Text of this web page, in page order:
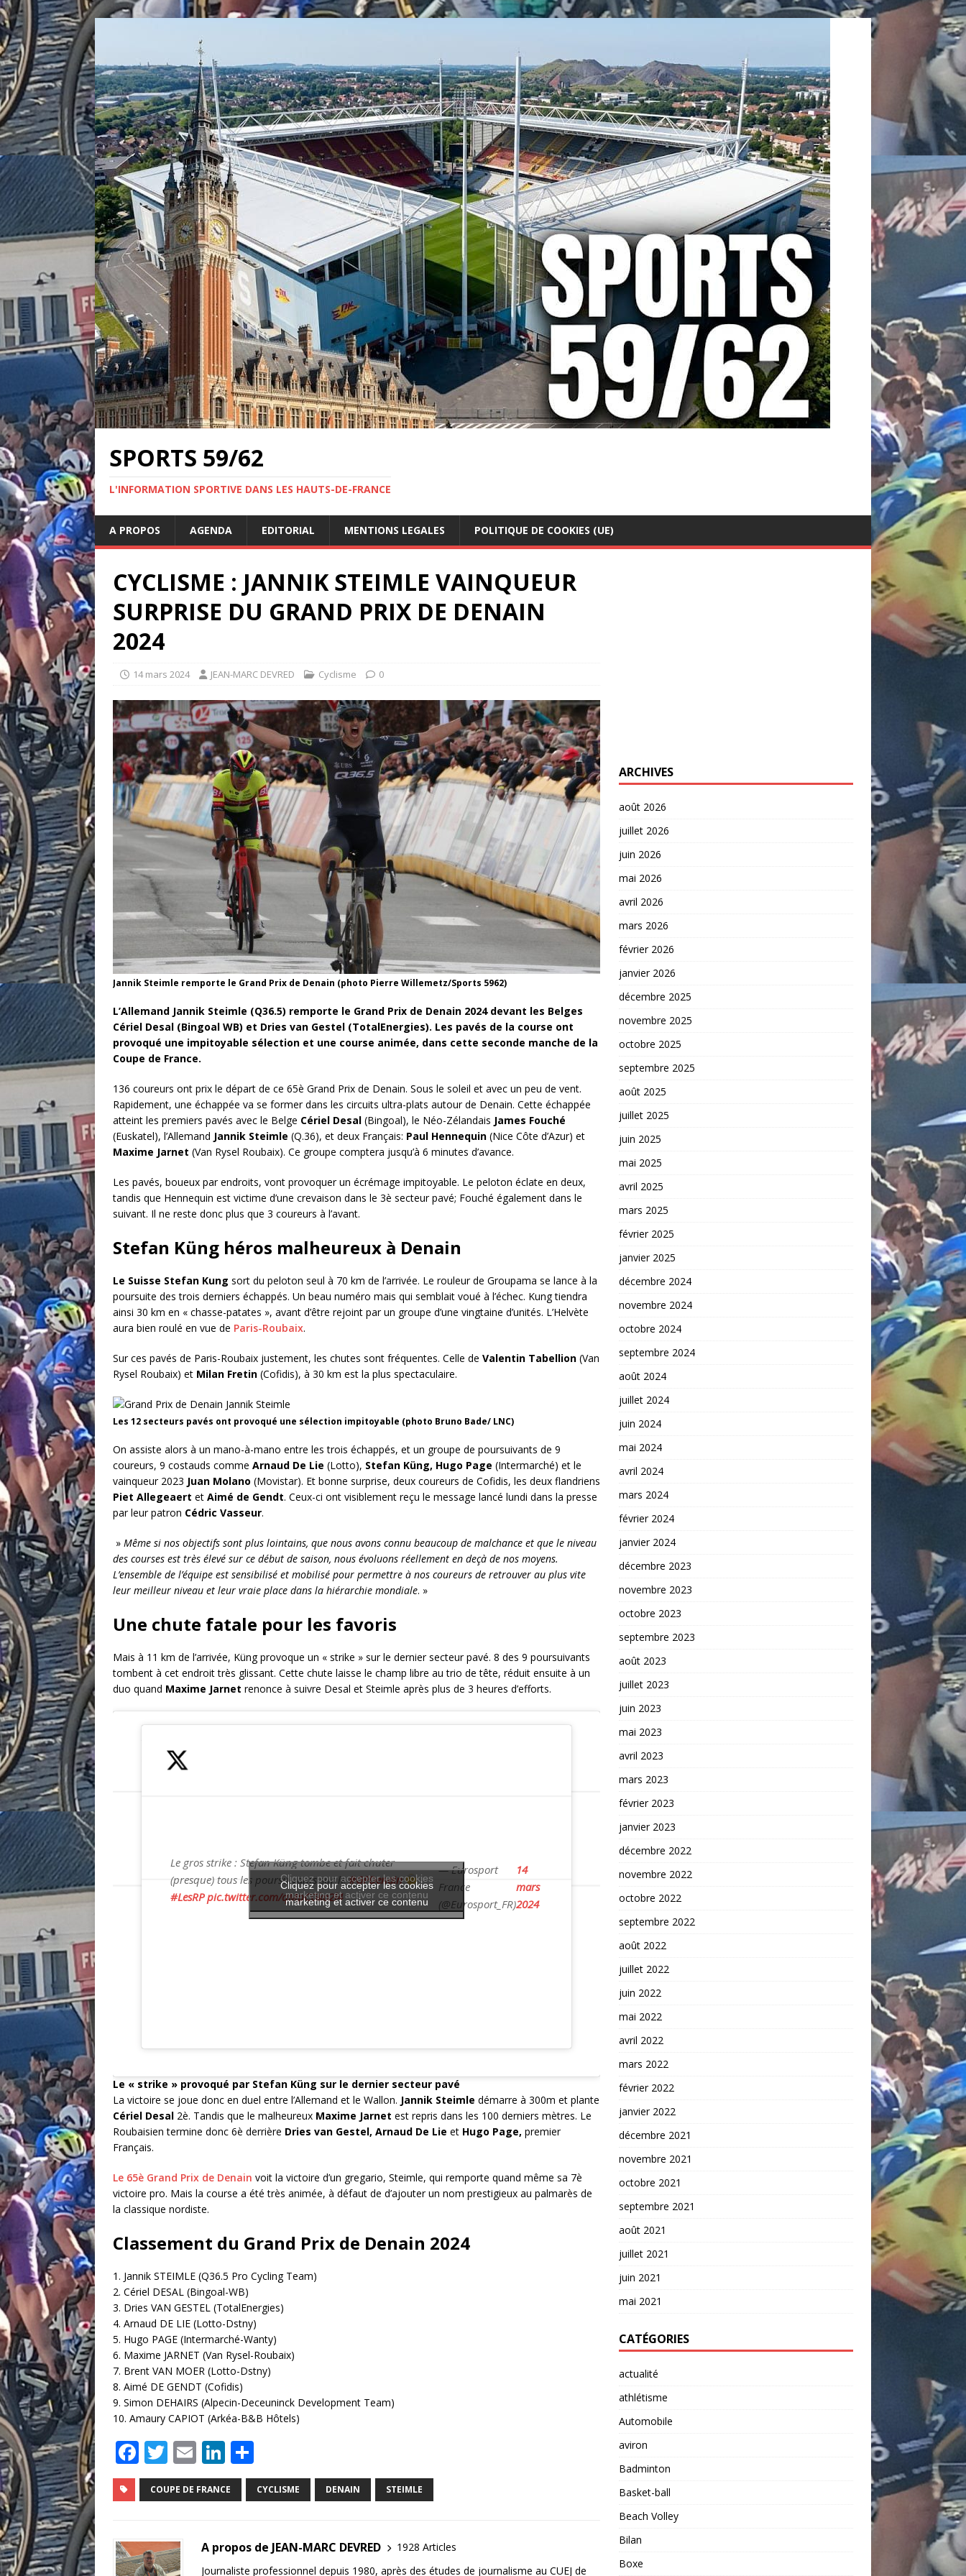
SPORTS 59/62
L'INFORMATION SPORTIVE DANS LES HAUTS-DE-FRANCE
A PROPOS AGENDA EDITORIAL MENTIONS LEGALES POLITIQUE DE COOKIES (UE)
CYCLISME : JANNIK STEIMLE VAINQUEUR
SURPRISE DU GRAND PRIX DE DENAIN
2024
14 mars 2024 JEAN-MARC DEVRED Cyclisme 0
Jannik Steimle remporte le Grand Prix de Denain (photo Pierre Willemetz/Sports 5962)
L’Allemand Jannik Steimle (Q36.5) remporte le Grand Prix de Denain 2024 devant les Belges
Cériel Desal (Bingoal WB) et Dries van Gestel (TotalEnergies). Les pavés de la course ont
provoqué une impitoyable sélection et une course animée, dans cette seconde manche de la
Coupe de France.
136 coureurs ont prix le départ de ce 65è Grand Prix de Denain. Sous le soleil et avec un peu de vent.
Rapidement, une échappée va se former dans les circuits ultra-plats autour de Denain. Cette échappée
atteint les premiers pavés avec le Belge Cériel Desal (Bingoal), le Néo-Zélandais James Fouché
(Euskatel), l’Allemand Jannik Steimle (Q.36), et deux Français: Paul Hennequin (Nice Côte d’Azur) et
Maxime Jarnet (Van Rysel Roubaix). Ce groupe comptera jusqu’à 6 minutes d’avance.
Les pavés, boueux par endroits, vont provoquer un écrémage impitoyable. Le peloton éclate en deux,
tandis que Hennequin est victime d’une crevaison dans le 3è secteur pavé; Fouché également dans le
suivant. Il ne reste donc plus que 3 coureurs à l’avant.
Stefan Küng héros malheureux à Denain
Le Suisse Stefan Kung sort du peloton seul à 70 km de l’arrivée. Le rouleur de Groupama se lance à la
poursuite des trois derniers échappés. Un beau numéro mais qui semblait voué à l’échec. Kung tiendra
ainsi 30 km en « chasse-patates », avant d’être rejoint par un groupe d’une vingtaine d’unités. L’Helvète
aura bien roulé en vue de Paris-Roubaix.
Sur ces pavés de Paris-Roubaix justement, les chutes sont fréquentes. Celle de Valentin Tabellion (Van
Rysel Roubaix) et Milan Fretin (Cofidis), à 30 km est la plus spectaculaire.
Les 12 secteurs pavés ont provoqué une sélection impitoyable (photo Bruno Bade/ LNC)
On assiste alors à un mano-à-mano entre les trois échappés, et un groupe de poursuivants de 9
coureurs, 9 costauds comme Arnaud De Lie (Lotto), Stefan Küng, Hugo Page (Intermarché) et le
vainqueur 2023 Juan Molano (Movistar). Et bonne surprise, deux coureurs de Cofidis, les deux flandriens
Piet Allegeaert et Aimé de Gendt. Ceux-ci ont visiblement reçu le message lancé lundi dans la presse
par leur patron Cédric Vasseur.
» Même si nos objectifs sont plus lointains, que nous avons connu beaucoup de malchance et que le niveau
des courses est très élevé sur ce début de saison, nous évoluons réellement en deçà de nos moyens.
L’ensemble de l’équipe est sensibilisé et mobilisé pour permettre à nos coureurs de retrouver au plus vite
leur meilleur niveau et leur vraie place dans la hiérarchie mondiale. »
Une chute fatale pour les favoris
Mais à 11 km de l’arrivée, Küng provoque un « strike » sur le dernier secteur pavé. 8 des 9 poursuivants
tombent à cet endroit très glissant. Cette chute laisse le champ libre au trio de tête, réduit ensuite à un
duo quand Maxime Jarnet renonce à suivre Desal et Steimle après plus de 3 heures d’efforts.
Le gros strike : Stefan Küng tombe et fait chuter
(presque) tous les poursuivants sur le#GPDenain
#LesRP pic.twitter.com/qMpCGko2l4
— Eurosport
France
(@Eurosport_FR)
14
mars
2024
Cliquez pour accepter les cookies
marketing et activer ce contenu
Cliquez pour accepter les cookies
marketing et activer ce contenu
Le « strike » provoqué par Stefan Küng sur le dernier secteur pavé
La victoire se joue donc en duel entre l’Allemand et le Wallon. Jannik Steimle démarre à 300m et plante
Cériel Desal 2è. Tandis que le malheureux Maxime Jarnet est repris dans les 100 derniers mètres. Le
Roubaisien termine donc 6è derrière Dries van Gestel, Arnaud De Lie et Hugo Page, premier
Français.
Le 65è Grand Prix de Denain voit la victoire d’un gregario, Steimle, qui remporte quand même sa 7è
victoire pro. Mais la course a été très animée, à défaut de d’ajouter un nom prestigieux au palmarès de
la classique nordiste.
Classement du Grand Prix de Denain 2024
1. Jannik STEIMLE (Q36.5 Pro Cycling Team)
2. Cériel DESAL (Bingoal-WB)
3. Dries VAN GESTEL (TotalEnergies)
4. Arnaud DE LIE (Lotto-Dstny)
5. Hugo PAGE (Intermarché-Wanty)
6. Maxime JARNET (Van Rysel-Roubaix)
7. Brent VAN MOER (Lotto-Dstny)
8. Aimé DE GENDT (Cofidis)
9. Simon DEHAIRS (Alpecin-Deceuninck Development Team)
10. Amaury CAPIOT (Arkéa-B&B Hôtels)
F
a
c
b
o
T
w
it
r
E
m
ai
Li
n
k
dI
n
ar
ta
e
r
COUPE DE FRANCE CYCLISME DENAIN STEIMLE
A propos de JEAN-MARC DEVRED
1928 Articles
Journaliste professionnel depuis 1980, après des études de journalisme au CUEJ de
ARCHIVES
août 2026
juillet 2026
juin 2026
mai 2026
avril 2026
mars 2026
février 2026
janvier 2026
décembre 2025
novembre 2025
octobre 2025
septembre 2025
août 2025
juillet 2025
juin 2025
mai 2025
avril 2025
mars 2025
février 2025
janvier 2025
décembre 2024
novembre 2024
octobre 2024
septembre 2024
août 2024
juillet 2024
juin 2024
mai 2024
avril 2024
mars 2024
février 2024
janvier 2024
décembre 2023
novembre 2023
octobre 2023
septembre 2023
août 2023
juillet 2023
juin 2023
mai 2023
avril 2023
mars 2023
février 2023
janvier 2023
décembre 2022
novembre 2022
octobre 2022
septembre 2022
août 2022
juillet 2022
juin 2022
mai 2022
avril 2022
mars 2022
février 2022
janvier 2022
décembre 2021
novembre 2021
octobre 2021
septembre 2021
août 2021
juillet 2021
juin 2021
mai 2021
CATÉGORIES
actualité
athlétisme
Automobile
aviron
Badminton
Basket-ball
Beach Volley
Bilan
Boxe